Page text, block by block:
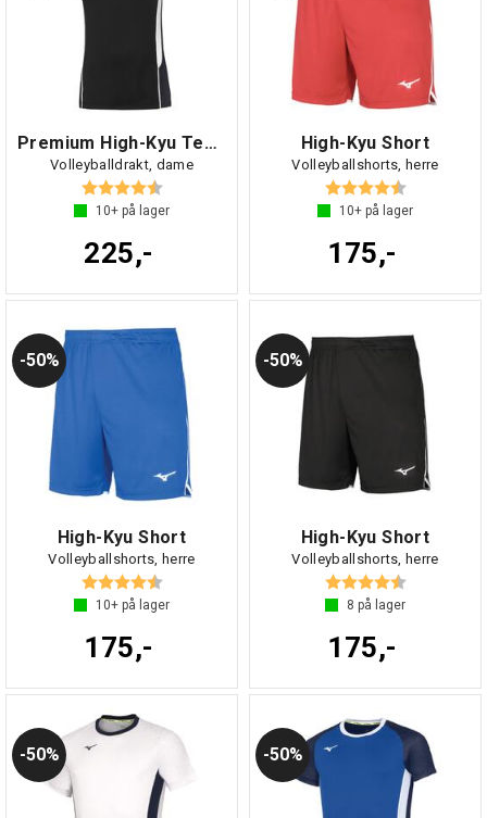
Premium High-Kyu Tee W
Volleyballdrakt, dame
Karakter: 4.5 av 5 mulige
10+ på lager
225,-
High-Kyu Short
Volleyballshorts, herre
Karakter: 4.9 av 5
10+ på lager
175,-
50%
High-Kyu Short
Volleyballshorts, herre
Karakter: 4.9 av 5 mulige
10+ på lager
175,-
50%
High-Kyu Short
Volleyballshorts, herre
Karakter: 4.9 av 5
8 på lager
175,-
50% 50%